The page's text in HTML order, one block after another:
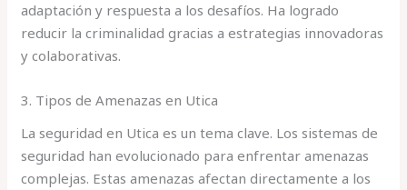
adaptación y respuesta a los desafíos. Ha logrado
reducir la criminalidad gracias a estrategias innovadoras
y colaborativas.
3. Tipos de Amenazas en Utica
La seguridad en Utica es un tema clave. Los sistemas de
seguridad han evolucionado para enfrentar amenazas
complejas. Estas amenazas afectan directamente a los